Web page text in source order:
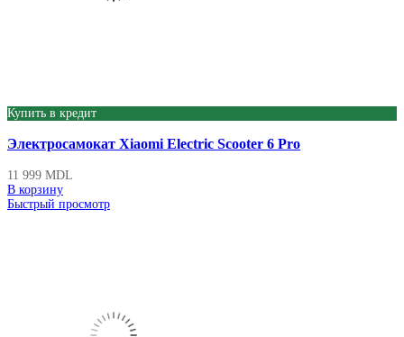
Купить в кредит
Электросамокат Xiaomi Electric Scooter 6 Pro
11 999 MDL
В корзину
Быстрый просмотр